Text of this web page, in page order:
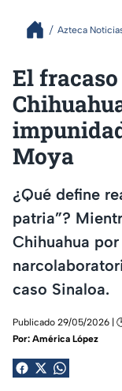
Azteca
El
Moya
¿Qué define
patria”?
Chihuahua
caso Sinaloa.
Publicado 29/05/2026 |
Por: América López